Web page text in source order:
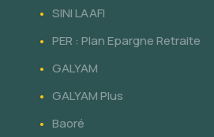
SINI LAAFI
PER : Plan Epargne Retraite
GALYAM
GALYAM Plus
Baoré